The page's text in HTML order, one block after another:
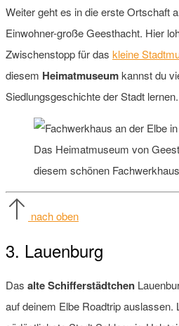
Weiter geht es in die erste Ortschaft
Einwohner-große Geesthacht. Hier
Zwischenstopp für das kleine
diesem Heimatmuseumkannst du
Siedlungsgeschichte der Stadt
Das Heimatmuseum von
diesem schönen
nach oben
3. Lauenburg
Das alte Schifferstädtchen
auf deinem Elbe Roadtrip auslassen.